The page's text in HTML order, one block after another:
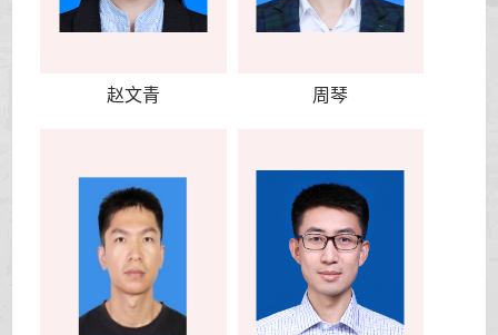
赵文青 周琴